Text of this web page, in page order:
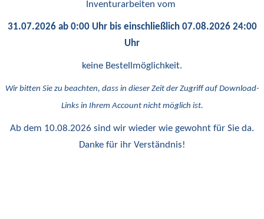
Inventurarbeiten vom
31.07.2026 ab 0:00 Uhr bis einschließlich 07.08.2026 24:00
Uhr
keine Bestellmöglichkeit.
Wir bitten Sie zu beachten, dass in dieser Zeit der Zugriff auf Download-
Links in Ihrem Account nicht möglich ist.
Ab dem 10.08.2026 sind wir wieder wie gewohnt für Sie da.
Danke für ihr Verständnis!